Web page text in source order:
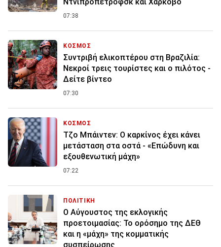
07:38
ΚΟΣΜΟΣ
Συντριβή ελικοπτέρου στη Βραζιλία:
Νεκροί τρεις τουρίστες και ο πιλότος -
Δείτε βίντεο
07:30
ΚΟΣΜΟΣ
Τζο Μπάιντεν: Ο καρκίνος έχει κάνει
μετάσταση στα οστά - «Επώδυνη και
εξουθενωτική μάχη»
07:22
ΠΟΛΙΤΙΚΗ
Ο Αύγουστος της εκλογικής
προετοιμασίας: Το ορόσημο της ΔΕΘ
και η «μάχη» της κομματικής
συσπείρωσης